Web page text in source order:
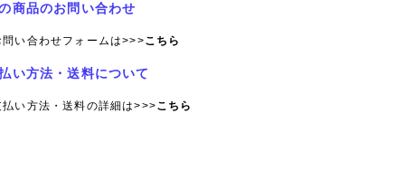
商品のお問い合わせ
問い合わせフォームは>>>こちら
い方法・送料について
払い方法・送料の詳細は>>>こちら